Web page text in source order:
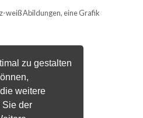
zu gestalten
weitere
Sie der
weiß Abildungen, eine Grafik
GmbH
& Support